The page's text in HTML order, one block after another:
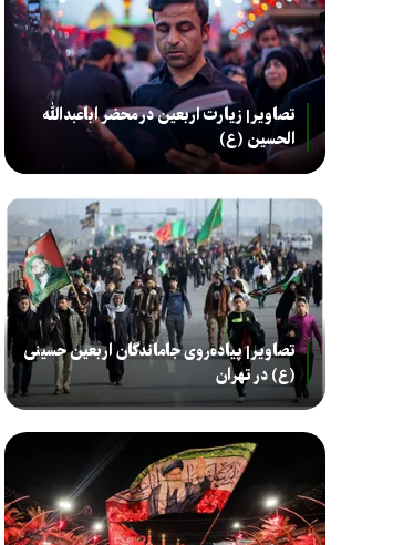
تصاویر| زیارت اربعین در محضر اباعبدالله
الحسین (ع)
تصاویر| پیاده‌روی جاماندگان اربعین حسینی
(ع) در تهران